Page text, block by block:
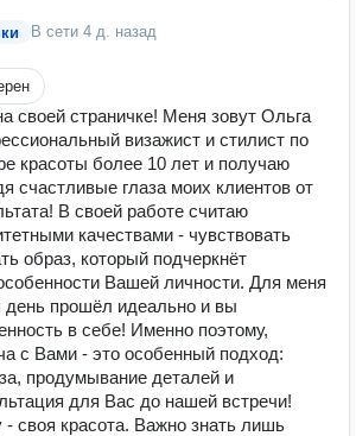
В сети 4 д. назад
своей страничке! Меня зовут Ольга
визажист и стилист по
красоты более 10 лет и получаю
счастливые глаза моих клиентов от
В своей работе считаю
качествами - чувствовать
образ, который подчеркнёт
Вашей личности. Для меня
прошёл идеально и вы
в себе! Именно поэтому,
с Вами - это особенный подход:
продумывание деталей и
для Вас до нашей встречи!
- своя красота. Важно знать лишь